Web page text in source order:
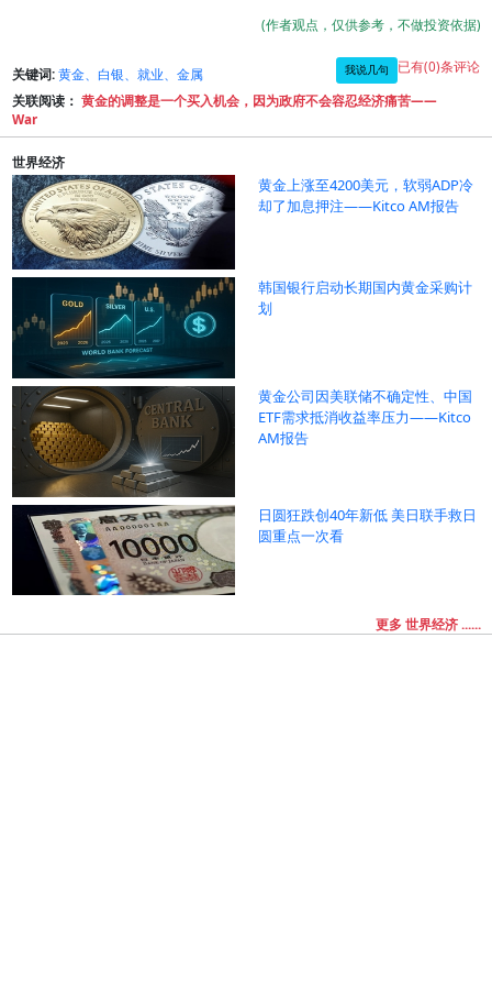
(作者观点，仅供参考，不做投资依据)
关键词: 黄金、白银、就业、金属 我说几句 已有(0)条评论
关联阅读： 黄金的调整是一个买入机会，因为政府不会容忍经济痛苦——
War
世界经济
黄金上涨至4200美元，软弱ADP冷
却了加息押注——Kitco AM报告
韩国银行启动长期国内黄金采购计
划
黄金公司因美联储不确定性、中国
ETF需求抵消收益率压力——Kitco
AM报告
日圆狂跌创40年新低 美日联手救日
圆重点一次看
更多 世界经济 ......